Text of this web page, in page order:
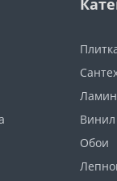
Винил
Обои